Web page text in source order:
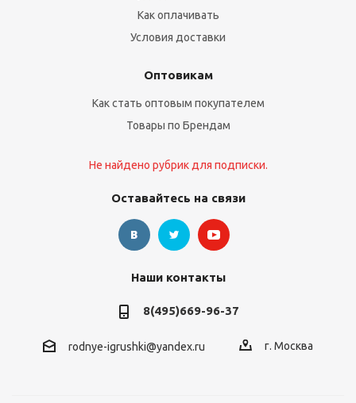
Как оплачивать
Условия доставки
Оптовикам
Как стать оптовым покупателем
Товары по Брендам
Не найдено рубрик для подписки.
Оставайтесь на связи
Наши контакты
8(495)669-96-37
rodnye-igrushki@yandex.ru г. Москва